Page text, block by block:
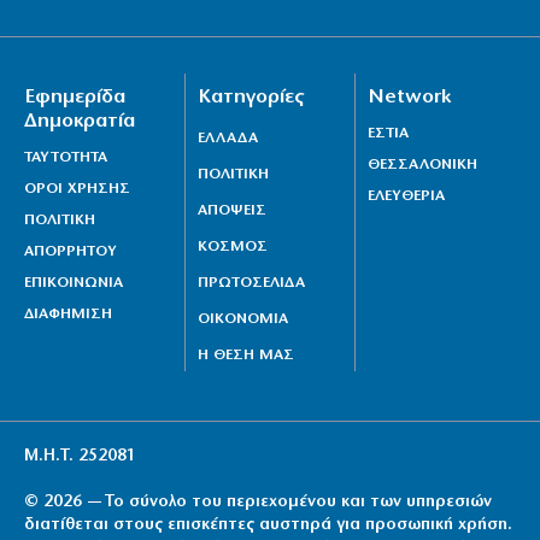
Επτά μήνες ανενεργά τα νέα αεροπλάνα της
6|08|2026 | 21:40
Εφημερίδα
Δημοκρατία
ΤΑΥΤΟΤΗΤΑ
ΟΡΟΙ ΧΡΗΣΗΣ
ΠΟΛΙΤΙΚΗ
ΑΠΟΡΡΗΤΟΥ
ΕΠΙΚΟΙΝΩΝΙΑ
ΔΙΑΦΗΜΙΣΗ
Κατηγορίες
ΕΛΛΑΔΑ
ΠΟΛΙΤΙΚΗ
ΑΠΟΨΕΙΣ
ΚΟΣΜΟΣ
ΠΡΩΤΟΣΕΛΙΔΑ
ΟΙΚΟΝΟΜΙΑ
Η ΘΕΣΗ ΜΑΣ
Network
ΕΣΤΙΑ
ΘΕΣΣΑΛΟΝΙΚΗ
ΕΛΕΥΘΕΡΙΑ
Μ.Η.Τ. 252081
© 2026 — Το σύνολο του περιεχομένου και των υπηρεσιών
διατίθεται στους επισκέπτες αυστηρά για προσωπική χρήση.